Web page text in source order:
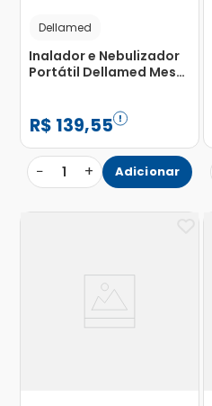
Dellamed
Inalador e Nebulizador
Portátil Dellamed Mesh
R$ 139,55
− 1 + Adicionar